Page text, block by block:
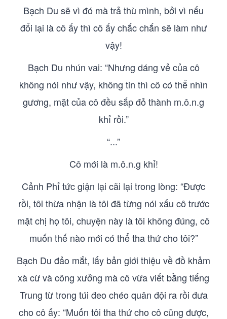
Bạch Du sẽ vì đó mà trả thù mình, bởi vì nếu
đổi lại là cô ấy thì cô ấy chắc chắn sẽ làm như
vậy!
Bạch Du nhún vai: “Nhưng dáng vẻ của cô
không nói như vậy, không tin thì cô có thể nhìn
gương, mặt của cô đều sắp đỏ thành m.ô.n.g
khỉ rồi.”
“...”
Cô mới là m.ô.n.g khỉ!
Cảnh Phỉ tức giận lại cãi lại trong lòng: “Được
rồi, tôi thừa nhận là tôi đã từng nói xấu cô trước
mặt chị họ tôi, chuyện này là tôi không đúng, cô
muốn thế nào mới có thể tha thứ cho tôi?”
Bạch Du đảo mắt, lấy bản giới thiệu về đồ khảm
xà cừ và công xưởng mà cô vừa viết bằng tiếng
Trung từ trong túi đeo chéo quân đội ra rồi đưa
cho cô ấy: “Muốn tôi tha thứ cho cô cũng được,